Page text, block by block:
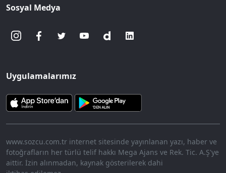
Sosyal Medya
Uygulamalarımız
www.sozcu.com.tr internet sitesinde yayınlanan yazı, haber ve
fotoğrafların her türlü telif hakkı Mega Ajans ve Rek. Tic. A.Ş'ye
aittir. İzin alınmadan, kaynak gösterilerek dahi